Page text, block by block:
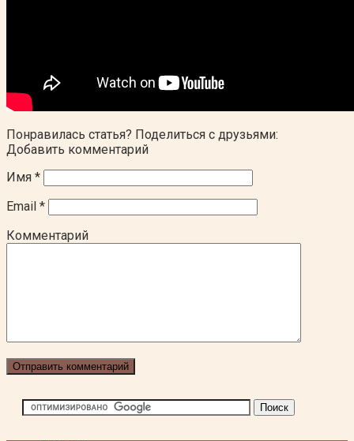
Понравилась статья? Поделиться с друзьями:
Добавить комментарий
Имя *
Email *
Комментарий